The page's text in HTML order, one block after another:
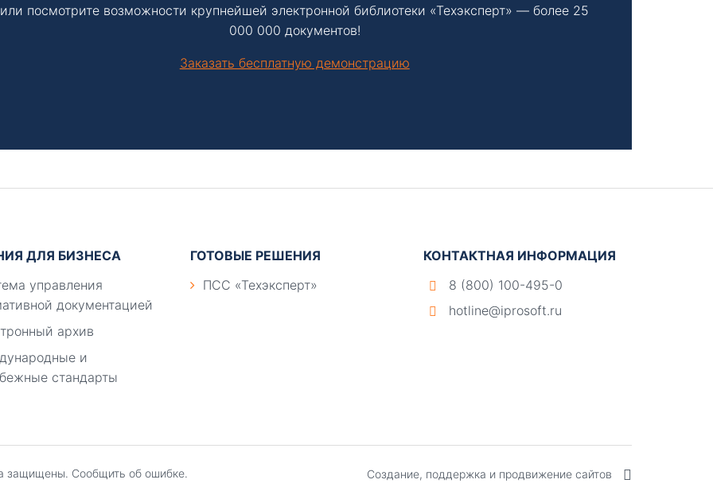
или посмотрите возможности крупнейшей электронной библиотеки «Техэксперт» — более 25
000 000 документов!
Заказать бесплатную демонстрацию
ДЛЯ БИЗНЕСА
управления
документацией
архив
и
стандарты
ГОТОВЫЕ РЕШЕНИЯ
ПСС «Техэксперт»
КОНТАКТНАЯ ИНФОРМАЦИЯ
8 (800) 100-495-0
hotline@iprosoft.ru
защищены. Сообщить об ошибке. Создание, поддержка и продвижение сайтов